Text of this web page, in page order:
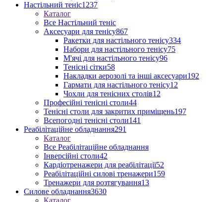
Настільний теніс1237
Каталог
Все Настільний теніс
Аксесуари для тенісу867
Ракетки для настільного тенісу334
Набори для настільного тенісу75
М'ячі для настільного тенісу96
Тенісні сітки58
Накладки аерозолі та інші аксесуари192
Гармати для настільного тенісу12
Чохли для тенісних столів12
Професійні тенісні столи44
Тенісні столи для закритих приміщень197
Всепогодні тенісні столи141
Реабілітаційне обладнання291
Каталог
Все Реабілітаційне обладнання
Інверсійні столи42
Кардіотренажери для реабілітації52
Реабілітаційні силові тренажери159
Тренажери для розтягування13
Силове обладнання3630
Каталог